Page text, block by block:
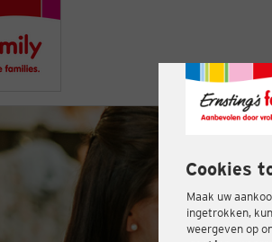
Cookies
Maak uw
ingetrokken,
weergeven op